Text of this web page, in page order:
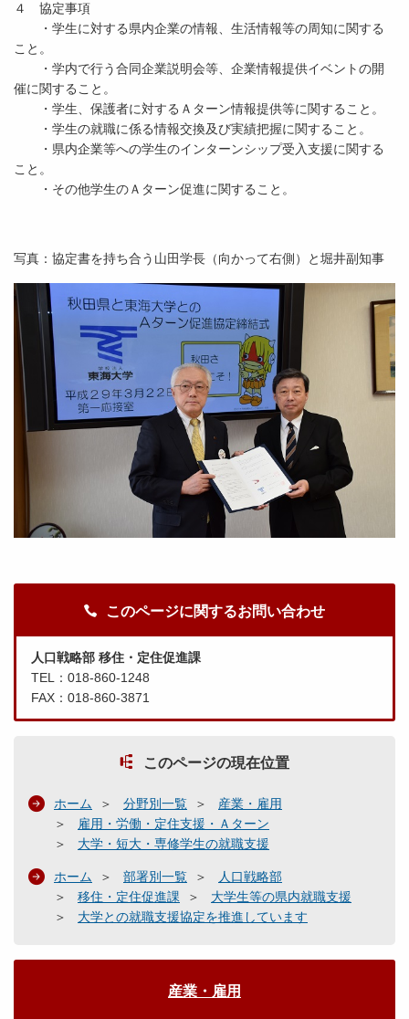
４ 協定事項
・学生に対する県内企業の情報、生活情報等の周知に関する
こと。
・学内で行う合同企業説明会等、企業情報提供イベントの開
催に関すること。
・学生、保護者に対するＡターン情報提供等に関すること。
・学生の就職に係る情報交換及び実績把握に関すること。
・県内企業等への学生のインターンシップ受入支援に関する
こと。
・その他学生のＡターン促進に関すること。
写真：協定書を持ち合う山田学長（向かって右側）と堀井副知事
このページに関するお問い合わせ
人口戦略部 移住・定住促進課
TEL：018-860-1248
FAX：018-860-3871
このページの現在位置
ホーム 分野別一覧
産業・雇用
雇用・労働・定住支援・Ａターン
大学・短大・専修学生の就職支援
ホーム 部署別一覧
人口戦略部
移住・定住促進課
大学生等の県内就職支援
大学との就職支援協定を推進しています
産業・雇用